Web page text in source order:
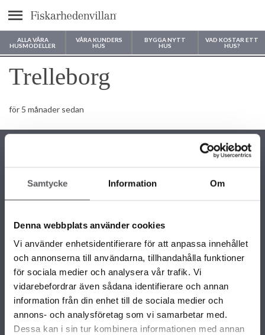
Samtycke Information Om
Denna webbplats använder cookies
Vi använder enhetsidentifierare för att anpassa innehållet
och annonserna till användarna, tillhandahålla funktioner
för sociala medier och analysera vår trafik. Vi
vidarebefordrar även sådana identifierare och annan
information från din enhet till de sociala medier och
annons- och analysföretag som vi samarbetar med.
Dessa kan i sin tur kombinera informationen med annan
Meny
ALLA VÅRA
HUSMODELLER
VÅRA KUNDERS
HUS
BYGGA NYTT
HUS
VAD KOSTAR ETT
HUS?
Var vill du bygga ditt hus?
Trelleborg
för 5 månader sedan
KONTAKTINFORMATION
info@fiskarhedenvillan.se
Box 882, 781 29 Borlänge
ALLA VÅRA HUSMODELLER
UNIKA HUS
FAMILJÄRKOLLEKTIONEN
FRITIDSHUS